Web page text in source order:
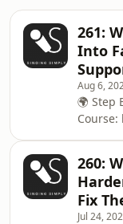
261:
Into
Aug 6,
🌍 Step
260:
Fix
Jul 24,